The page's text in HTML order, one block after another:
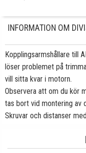
INFORMATION OM
Kopplingsarmshållare till
löser problemet på
vill sitta kvar i motorn.
Observera att om du kör
tas bort vid montering av
Skruvar och distanser